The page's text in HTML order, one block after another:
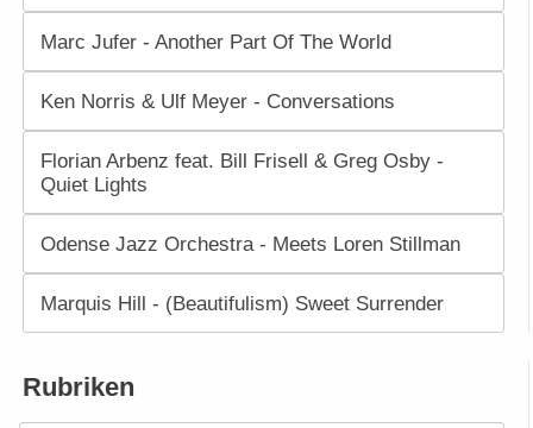
Marc Jufer - Another Part Of The World
Ken Norris & Ulf Meyer - Conversations
Florian Arbenz feat. Bill Frisell & Greg Osby -
Quiet Lights
Odense Jazz Orchestra - Meets Loren Stillman
Marquis Hill - (Beautifulism) Sweet Surrender
Rubriken